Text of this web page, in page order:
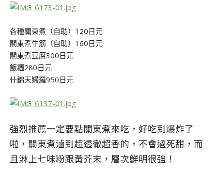
各種關東煮（自助）120日元
關東煮牛筋（自助）160日元
關東煮豆腐300日元
飯糰280日元
什錦天婦羅950日元
強烈推薦一定要點關東煮來吃，好吃到爆炸了
啦，關東煮滷到超透徹超香的，不會過死甜，而
且淋上七味粉跟黃芥末，層次鮮明很強！